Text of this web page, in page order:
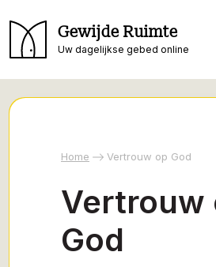
Gewijde Ruimte
Uw dagelijkse gebed online
Home Vertrouw op God
Vertrouw
God